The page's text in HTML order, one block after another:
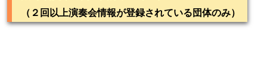
（２回以上演奏会情報が登録されている団体のみ）